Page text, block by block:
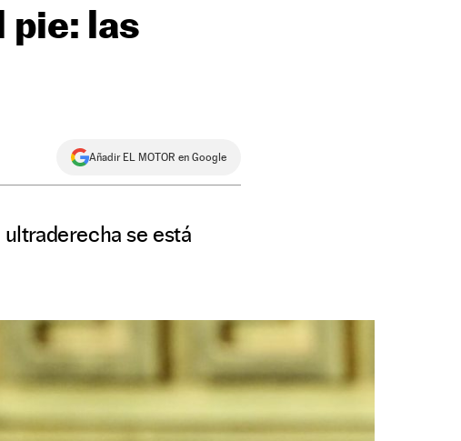
pie: las
Añadir EL MOTOR en Google
se está